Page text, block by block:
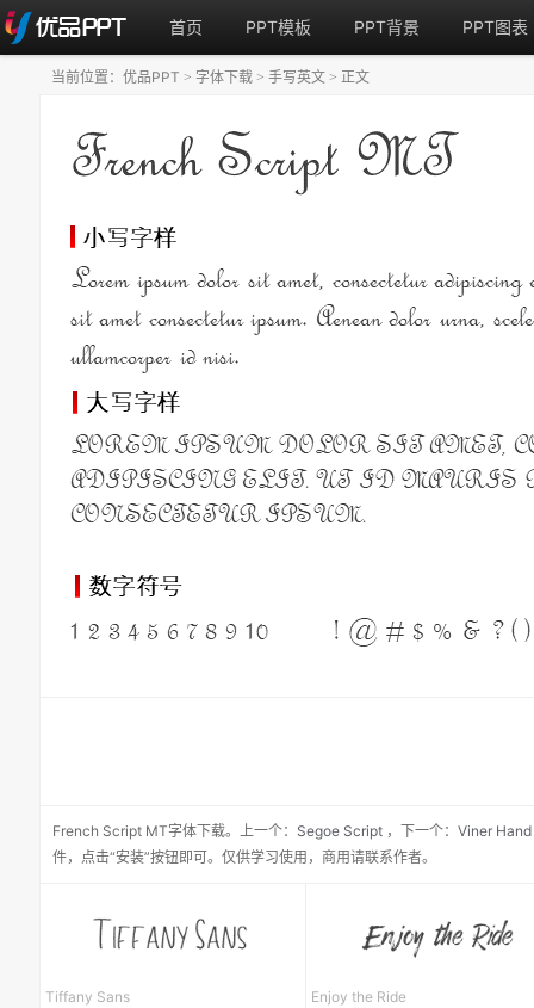
首页 PPT模板 PPT背景 PPT图表
French Script MT字体下载。 上一个： Segoe Script ， 下一个： Viner
件，点击“安装”按钮即可。仅供学习使用，商用请联系作者。
当前位置： 优品PPT > 字体下载 > 手写英文 > 正文
Tiffany Sans Enjoy the Ride